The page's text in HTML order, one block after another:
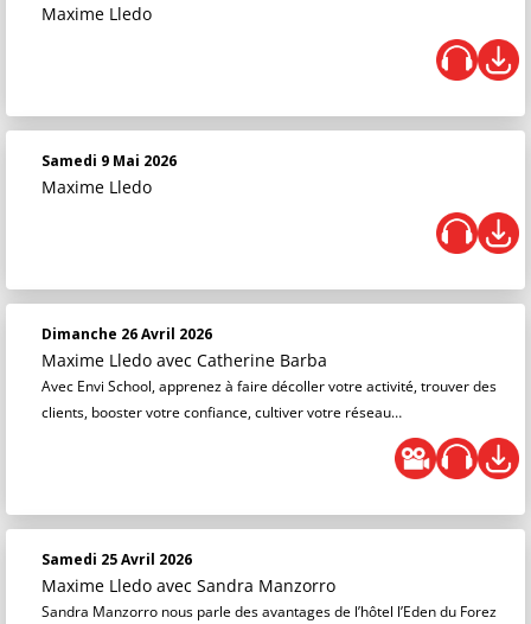
Maxime Lledo
Samedi 9 Mai 2026
Maxime Lledo
Dimanche 26 Avril 2026
Maxime Lledo avec Catherine Barba
Avec Envi School, apprenez à faire décoller votre activité, trouver des
clients, booster votre confiance, cultiver votre réseau…
Samedi 25 Avril 2026
Maxime Lledo avec Sandra Manzorro
Sandra Manzorro nous parle des avantages de l’hôtel l’Eden du Forez